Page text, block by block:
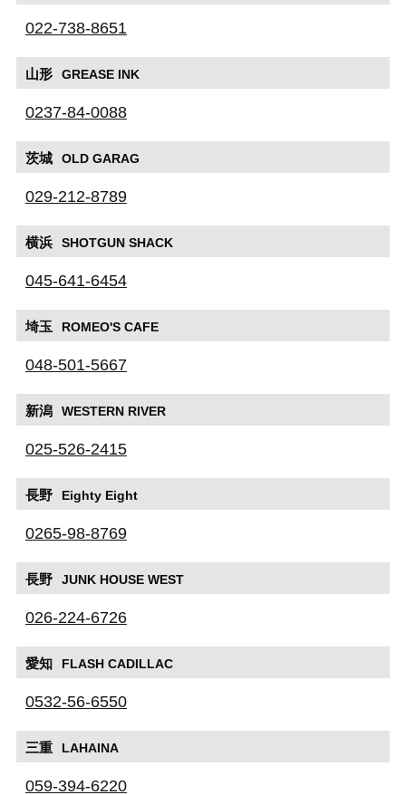
022-738-8651
山形 GREASE INK
0237-84-0088
茨城 OLD GARAG
029-212-8789
横浜 SHOTGUN SHACK
045-641-6454
埼玉 ROMEO'S CAFE
048-501-5667
新潟 WESTERN RIVER
025-526-2415
長野 Eighty Eight
0265-98-8769
長野 JUNK HOUSE WEST
026-224-6726
愛知 FLASH CADILLAC
0532-56-6550
三重 LAHAINA
059-394-6220